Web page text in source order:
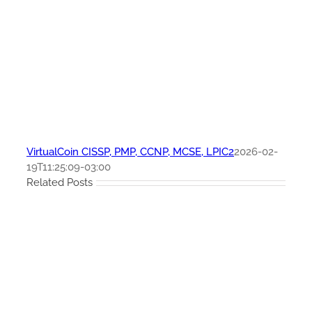
VirtualCoin CISSP, PMP, CCNP, MCSE, LPIC22026-02-
19T11:25:09-03:00
Related Posts